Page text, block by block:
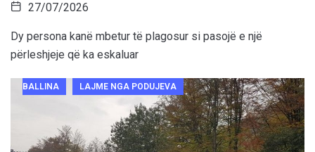
27/07/2026
Dy persona kanë mbetur të plagosur si pasojë e një
përleshjeje që ka eskaluar
BALLINA LAJME NGA PODUJEVA